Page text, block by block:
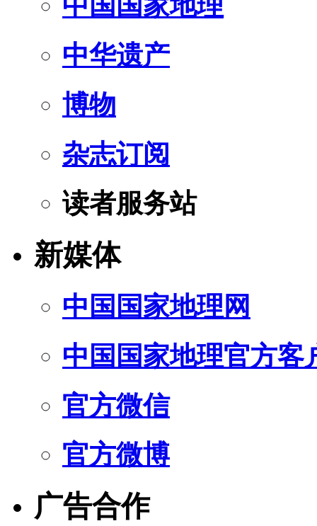
中华遗产
博物
杂志订阅
读者服务站
新媒体
中国国家地理网
中国国家地理官方客
官方微信
官方微博
广告合作